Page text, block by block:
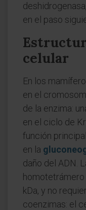
en el paso
celular
En los
en el
de la enzima:
en el ciclo de
función
en la
daño del ADN.
kDa, y no
coenzimas: el